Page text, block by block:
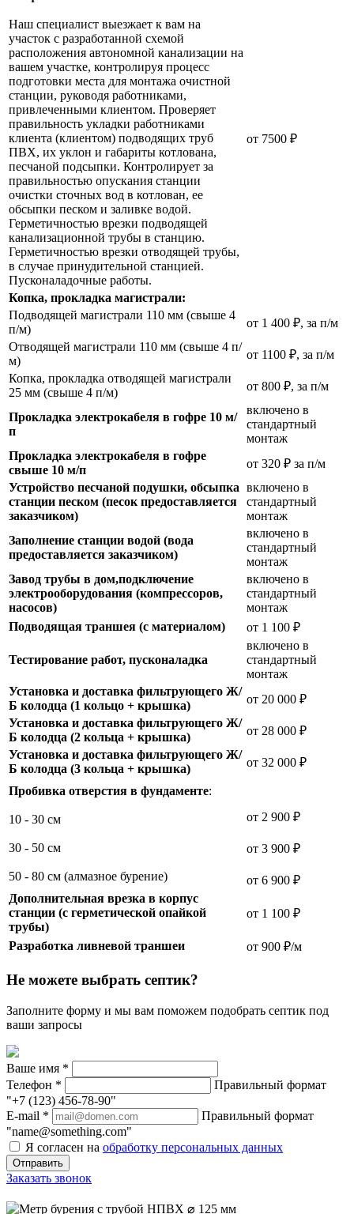
Наш специалист выезжает к вам на
участок с разработанной схемой
расположения автономной канализации на
вашем участке, контролируя процесс
подготовки места для монтажа очистной
станции, руководя работниками,
привлеченными клиентом. Проверяет
правильность укладки работниками
клиента (клиентом) подводящих труб
ПВХ, их уклон и габариты котлована,
песчаной подсыпки. Контролирует за
правильностью опускания станции
очистки сточных вод в котлован, ее
обсыпки песком и заливке водой.
Герметичностью врезки подводящей
канализационной трубы в станцию.
Герметичностью врезки отводящей трубы,
в случае принудительной станцией.
Пусконаладочные работы.
от 7500 ₽
Копка, прокладка магистрали:
Подводящей магистрали 110 мм (свыше 4
п/м)
от 1 400 ₽, за п/м
Отводящей магистрали 110 мм (свыше 4 п/
м)
от 1100 ₽, за п/м
Копка, прокладка отводящей магистрали
25 мм (свыше 4 п/м)
от 800 ₽, за п/м
Прокладка электрокабеля в гофре 10 м/
п
включено в
стандартный
монтаж
Прокладка электрокабеля в гофре
свыше 10 м/п
от 320 ₽ за п/м
Устройство песчаной подушки, обсыпка
станции песком (песок предоставляется
заказчиком)
включено в
стандартный
монтаж
Заполнение станции водой (вода
предоставляется заказчиком)
включено в
стандартный
монтаж
Завод трубы в дом,подключение
электрооборудования (компрессоров,
насосов)
включено в
стандартный
монтаж
Подводящая траншея (с материалом)
от 1 100 ₽
Тестирование работ, пусконаладка
включено в
стандартный
монтаж
Установка и доставка фильтрующего Ж/
Б колодца (1 кольцо + крышка)
от 20 000 ₽
Установка и доставка фильтрующего Ж/
Б колодца (2 кольца + крышка)
от 28 000 ₽
Установка и доставка фильтрующего Ж/
Б колодца (3 кольца + крышка)
от 32 000 ₽
Пробивка отверстия в фундаменте:
10 - 30 см
30 - 50 см
50 - 80 см (алмазное бурение)
от 2 900 ₽
от 3 900 ₽
от 6 900 ₽
Дополнительная врезка в корпус
станции (с герметической опайкой
трубы)
от 1 100 ₽
Разработка ливневой траншеи от 900 ₽/м
Не можете выбрать септик?
Заполните форму и мы вам поможем подобрать септик под
ваши запросы
Ваше имя *
Телефон *
Правильный формат
"+7 (123) 456-78-90"
E-mail *
Правильный формат
"name@something.com"
Я согласен на обработку персональных данных
Заказать звонок